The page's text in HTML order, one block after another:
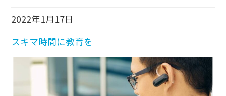
2022年1月17日
スキマ時間に教育を